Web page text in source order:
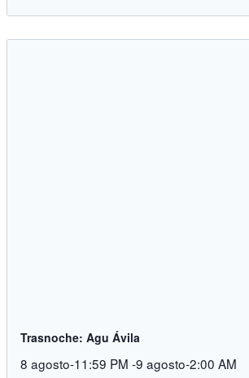
Trasnoche: Agu Ávila
8 agosto-11:59 PM -9 agosto-2:00 AM